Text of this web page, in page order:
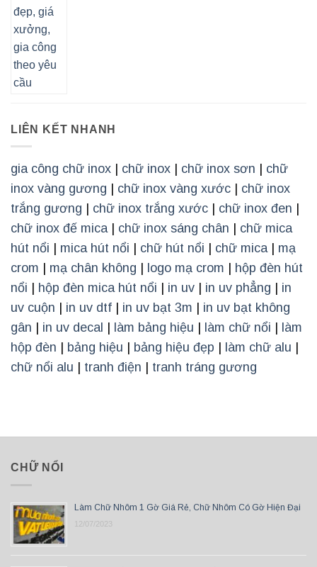
LIÊN KẾT NHANH
gia công chữ inox chữ inox chữ inox sơn
chữ
inox vàng gương
chữ inox vàng xước
chữ inox
trắng gương
chữ inox trắng xước chữ inox đen
chữ inox đế mica| chữ inox sáng chân
chữ mica
hút nổi
mica hút nổi chữ hút nổi chữ mica| mạ
crom
mạ chân không logo mạ crom
hộp đèn hút
nổi
hộp đèn mica hút nổi in uv in uv phẳng
in
uv cuộn
in uv dtf in uv bạt 3m
in uv bạt không
gân
in uv decal làm bảng hiệu làm chữ nổi
làm
hộp đèn
bảng hiệu bảng hiệu đẹp làm chữ alu
chữ nổi alu
tranh điện tranh tráng gương
CHỮ NỔI
Làm Chữ Nhôm 1 Gờ Giá Rẻ, Chữ Nhôm Có Gờ Hiện Đại
12/07/2023